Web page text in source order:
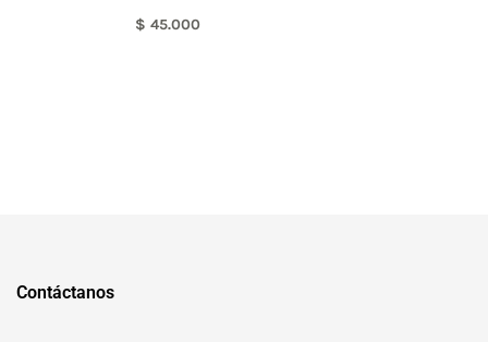
$ 45.000
Contáctanos